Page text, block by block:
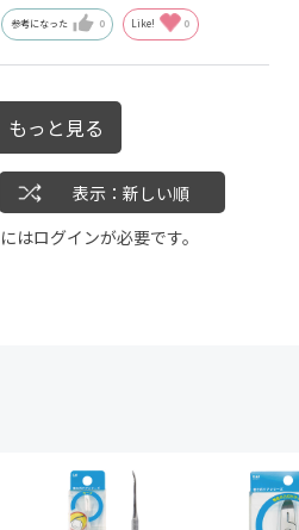
参考になった 0 Like! 0
もっと見る
表示：新しい順
はログインが必要です。